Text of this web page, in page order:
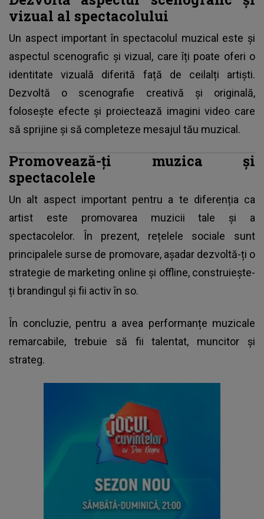
vizual al spectacolului
Un aspect important în spectacolul muzical este și
aspectul scenografic și vizual, care îți poate oferi o
identitate vizuală diferită față de ceilalți artiști.
Dezvoltă o scenografie creativă și originală,
folosește efecte și proiectează imagini video care
să sprijine și să completeze mesajul tău muzical.
Promovează-ți muzica și
spectacolele
Un alt aspect important pentru a te diferenția ca
artist este promovarea muzicii tale și a
spectacolelor. În prezent, rețelele sociale sunt
principalele surse de promovare, așadar dezvoltă-ți o
strategie de marketing online și offline, construiește-
ți brandingul și fii activ în so.
În concluzie, pentru a avea performanțe muzicale
remarcabile, trebuie să fii talentat, muncitor și
strateg.